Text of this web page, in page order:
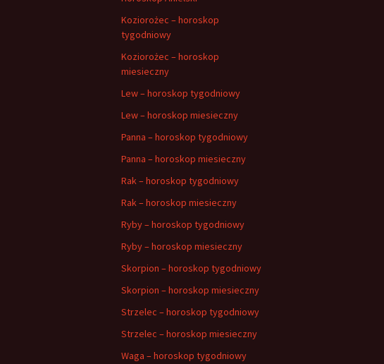
Koziorożec – horoskop
tygodniowy
Koziorożec – horoskop
miesieczny
Lew – horoskop tygodniowy
Lew – horoskop miesieczny
Panna – horoskop tygodniowy
Panna – horoskop miesieczny
Rak – horoskop tygodniowy
Rak – horoskop miesieczny
Ryby – horoskop tygodniowy
Ryby – horoskop miesieczny
Skorpion – horoskop tygodniowy
Skorpion – horoskop miesieczny
Strzelec – horoskop tygodniowy
Strzelec – horoskop miesieczny
Waga – horoskop tygodniowy